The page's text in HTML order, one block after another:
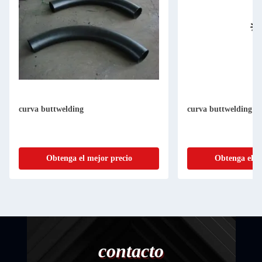
curva buttwelding
Obtenga el mejor precio
curva buttwelding
Obtenga el
contacto